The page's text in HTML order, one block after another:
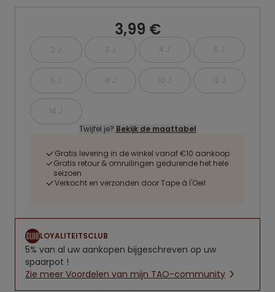
3,99 €
2 J 3 J 4 J 5 J
6 J 8 J 10 J 12 J
14 J
Twijfel je? Bekijk de maattabel
Gratis levering in de winkel vanaf €10 aankoop
Gratis retour & omruilingen gedurende het hele
seizoen
Verkocht en verzonden door Tape à l'Oeil
LOYALITEITSCLUB
5% van al uw aankopen bijgeschreven op uw
spaarpot !
Zie meer Voordelen van mijn TAO-community